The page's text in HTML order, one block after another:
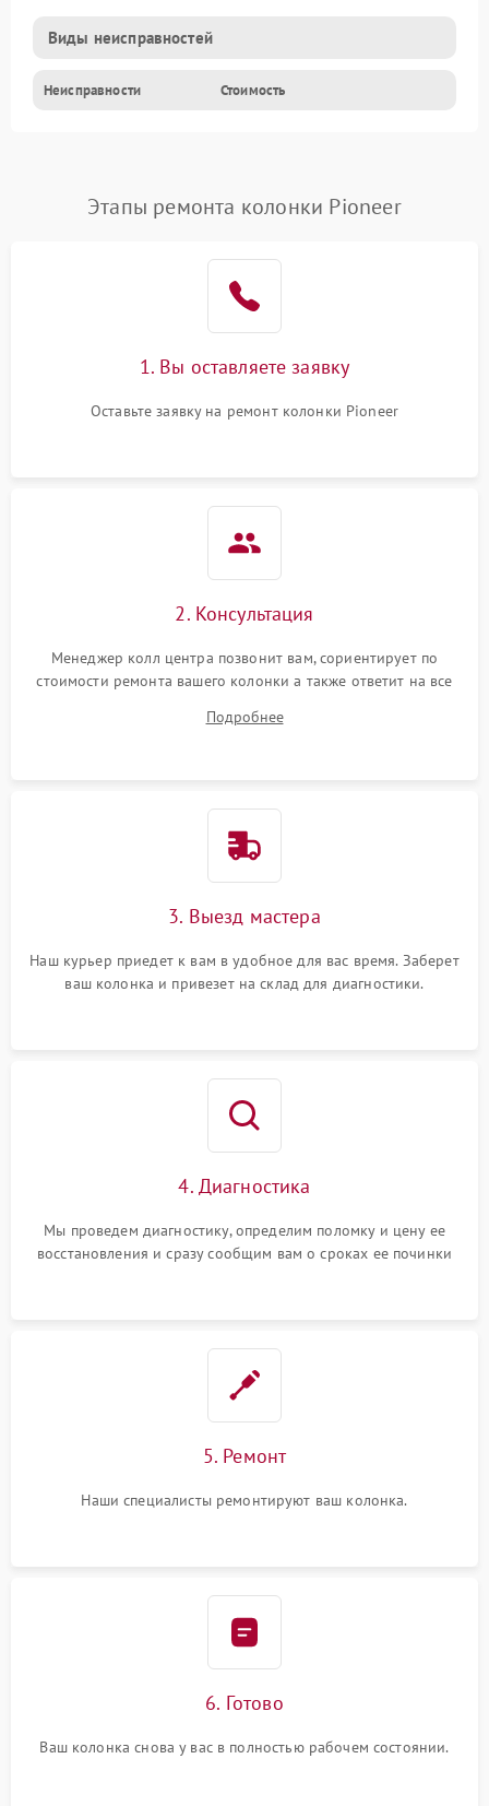
Виды неисправностей
Неисправности Стоимость
Этапы ремонта колонки Pioneer
1. Вы оставляете заявку
Оставьте заявку на ремонт колонки Pioneer
2. Консультация
Менеджер колл центра позвонит вам, сориентирует по
стоимости ремонта вашего колонки а также ответит на все
Подробнее
3. Выезд мастера
Наш курьер приедет к вам в удобное для вас время. Заберет
ваш колонка и привезет на склад для диагностики.
4. Диагностика
Мы проведем диагностику, определим поломку и цену ее
восстановления и сразу сообщим вам о сроках ее починки
5. Ремонт
Наши специалисты ремонтируют ваш колонка.
6. Готово
Ваш колонка снова у вас в полностью рабочем состоянии.